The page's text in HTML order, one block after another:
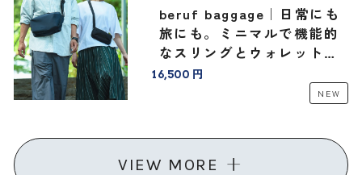
beruf baggage｜日常にも
旅にも。ミニマルで機能的
なスリングとウォレットバ
ッグ＜豊岡鞄®コラボ＞
16,500 円
NEW
VIEW MORE